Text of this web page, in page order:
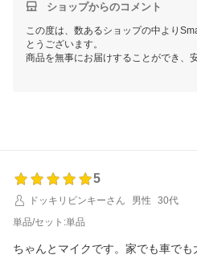
ショップからのコメント
この度は、数あるショップの中より
とうございます。
商品を無事にお届けすることができ、
また、お忙しい中レビューをご記入
またのご来店をスタッフ一同心よりお
5
ドッキリビンキーさん
男性
30代
単品/セット:単品
ちゃんとマイクです。家でも車でも